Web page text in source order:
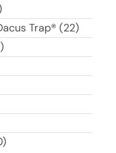
Trap® (22)